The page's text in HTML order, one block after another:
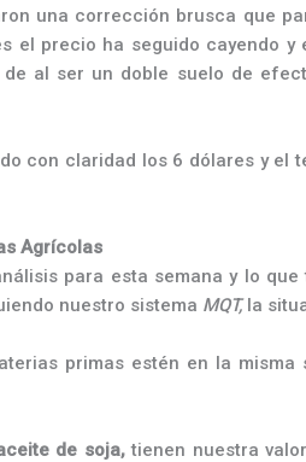
una corrección brusca que
precio ha seguido cayendo
al ser un doble suelo de
con claridad los 6 dólares y el
Agrícolas
para esta semana y lo
nuestro sistema MQT,la
primas estén en la
de soja,tienen nuestra